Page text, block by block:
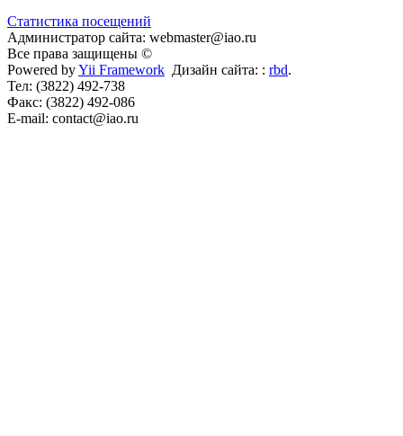
Статистика посещений
Администратор сайта: webmaster@iao.ru
Все права защищены ©
Powered byYii Framework Дизайн сайта: : rbd.
Тел: (3822) 492-738
Факс: (3822) 492-086
E-mail: contact@iao.ru